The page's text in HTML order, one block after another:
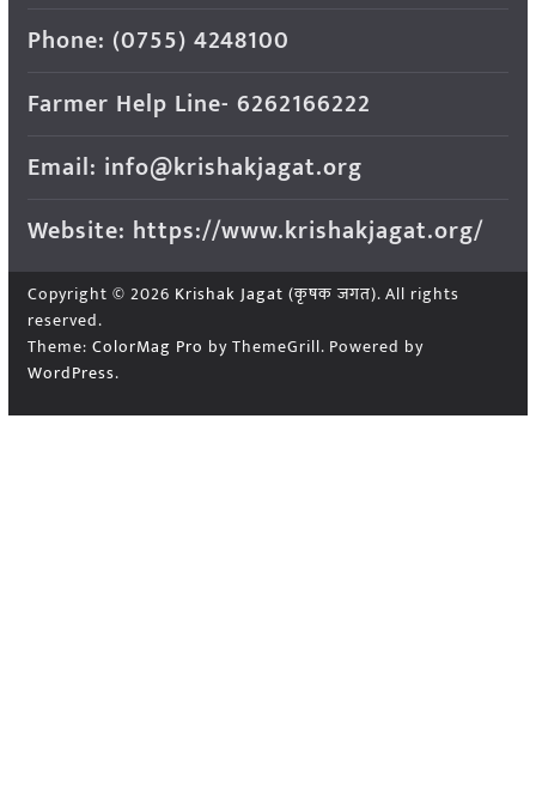
Phone: (0755) 4248100
Farmer Help Line- 6262166222
Email: info@krishakjagat.org
Website: https://www.krishakjagat.org/
Copyright © 2026 Krishak Jagat (कृषक जगत). All rights
reserved.
Theme: ColorMag Pro by ThemeGrill. Powered by
WordPress.